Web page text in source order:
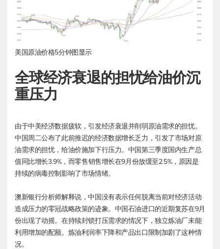
美国原油价格5分钟图显示
全球经济衰退的担忧给油价沉
重压力
由于中美经济数据疲软，引发经济衰退并削弱原油需求的担忧。
中国周二公布了此前推迟的经济数据增长乏力，引发了市场对原
油需求的担忧，给油价施加下行压力。中国第三季度国内生产总
值同比增长3.9%，而零售销售增长在9月份放缓至2.5%，原因是
持续的病毒控制影响了市场情绪。
澳新银行分析师解释说，中国没有表示任何脱离当前对经济活动
造成压力的零冠战略政策的迹象。中国石油进口的近期复苏在9月
份出现了动摇。在持续封锁打压需求的情况下，独立炼油厂未能
利用增加的配额。炼油利润率下降和产品出口限制加剧了这种情
况。